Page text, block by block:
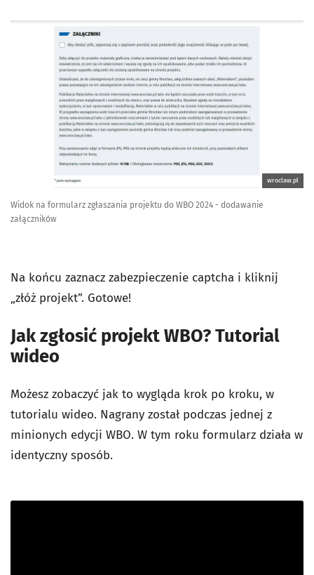
wroclaw.pl
Widok na formularz zgłaszania projektu do WBO 2024 - dodawanie
załączników
Na końcu zaznacz zabezpieczenie captcha i kliknij
„złóż projekt”. Gotowe!
Jak zgłosić projekt WBO? Tutorial
wideo
Możesz zobaczyć jak to wygląda krok po kroku, w
tutorialu wideo. Nagrany został podczas jednej z
minionych edycji WBO. W tym roku formularz działa w
identyczny sposób.